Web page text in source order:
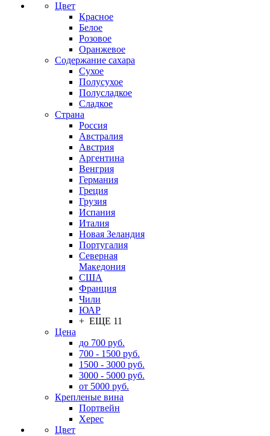
Цвет
Красное
Белое
Розовое
Оранжевое
Содержание сахара
Сухое
Полусухое
Полусладкое
Сладкое
Страна
Россия
Австралия
Австрия
Аргентина
Венгрия
Германия
Греция
Грузия
Испания
Италия
Новая Зеландия
Португалия
Северная
Македония
США
Франция
Чили
ЮАР
+ ЕЩЕ 11
Цена
до 700 руб.
700 - 1500 руб.
1500 - 3000 руб.
3000 - 5000 руб.
от 5000 руб.
Крепленые вина
Портвейн
Херес
Цвет